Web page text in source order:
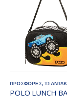
ΠΡΟΣΦΟΡΕΣ,